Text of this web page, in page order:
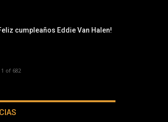
cumpleaños Eddie Van Halen!
1 of 682